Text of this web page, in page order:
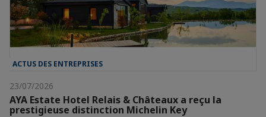
ACTUS DES ENTREPRISES
23/07/2026
AYA Estate Hotel Relais & Châteaux a reçu la
prestigieuse distinction Michelin Key